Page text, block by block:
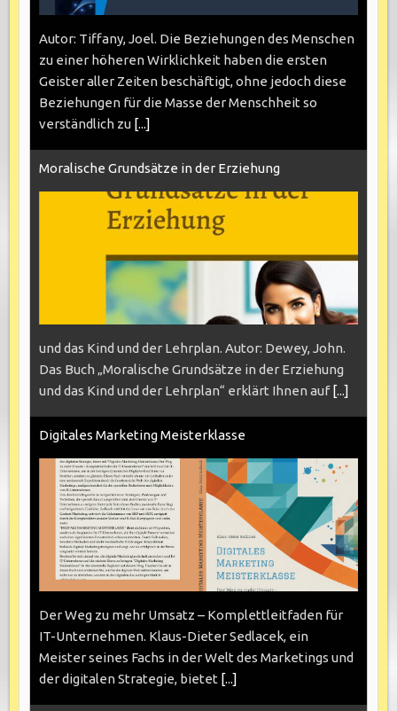
Autor: Tiffany, Joel. Die Beziehungen des Menschen
zu einer höheren Wirklichkeit haben die ersten
Geister aller Zeiten beschäftigt, ohne jedoch diese
Beziehungen für die Masse der Menschheit so
verständlich zu [...]
Moralische Grundsätze in der Erziehung
und das Kind und der Lehrplan. Autor: Dewey, John.
Das Buch „Moralische Grundsätze in der Erziehung
und das Kind und der Lehrplan“ erklärt Ihnen auf [...]
Digitales Marketing Meisterklasse
Der Weg zu mehr Umsatz – Komplettleitfaden für
IT-Unternehmen. Klaus-Dieter Sedlacek, ein
Meister seines Fachs in der Welt des Marketings und
der digitalen Strategie, bietet [...]